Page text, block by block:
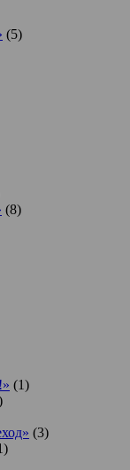
(5)
(8)
(1)
(3)